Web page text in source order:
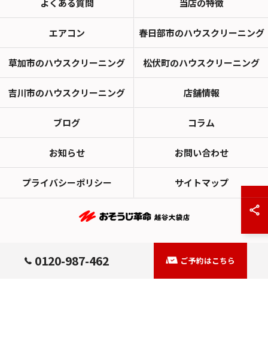
0120-987-462 ご予約はこちら
よくある質問 当店の特徴
エアコン 春日部市のハウスクリーニング
草加市のハウスクリーニング 松伏町のハウスクリーニング
吉川市のハウスクリーニング 店舗情報
ブログ コラム
お知らせ お問い合わせ
プライバシーポリシー サイトマップ
© 2026 埼玉県越谷市のハウスクリーニングならおそうじ革命越谷大袋店 ALL
RIGHTS RESERVED.